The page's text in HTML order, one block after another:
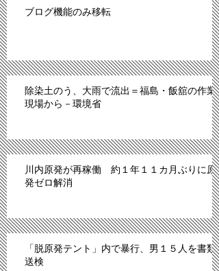
ブログ機能のみ移転
除染土のう、大雨で流出＝福島・飯舘の作業
現場から－環境省
川内原発が再稼働 約１年１１カ月ぶりに原
発ゼロ解消
「脱原発テント」内で暴行、男１５人を書類
送検